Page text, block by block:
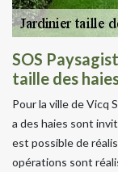
SOS
taille des
Pour la ville de Vicq
a des haies sont
est possible de
opérations sont